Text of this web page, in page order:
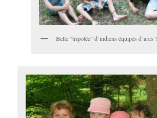
Belle “tripotée” d’indiens équipés d’arcs !